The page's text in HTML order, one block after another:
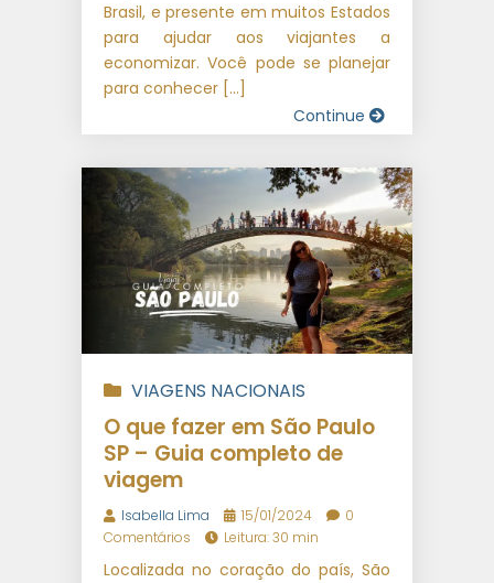
Brasil, e presente em muitos Estados
para ajudar aos viajantes a
economizar. Você pode se planejar
para conhecer […]
Continue
VIAGENS NACIONAIS
O que fazer em São Paulo
SP – Guia completo de
viagem
Isabella Lima 15/01/2024
0
Comentários
Leitura: 30 min
Localizada no coração do país, São